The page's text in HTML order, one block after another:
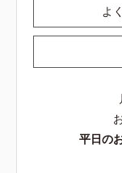
よ
平日の